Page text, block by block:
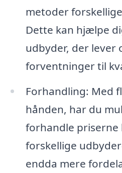
metoder
Dette kan hjælpe
udbyder, der lever
forventninger til
Forhandling: Med
hånden, har du
forhandle priserne
forskellige
endda mere